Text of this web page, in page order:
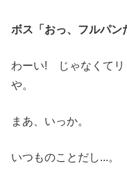
ボス「おっ、フルパ
わーい! じゃなくてリ
や。
まあ、いっか。
いつものことだし...。